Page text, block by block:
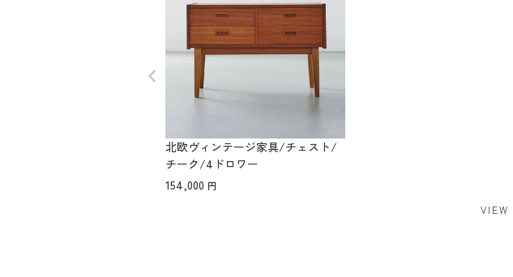
北欧ヴィンテージ家具/チェスト/
チーク/4ドロワー
154,000
VIEW